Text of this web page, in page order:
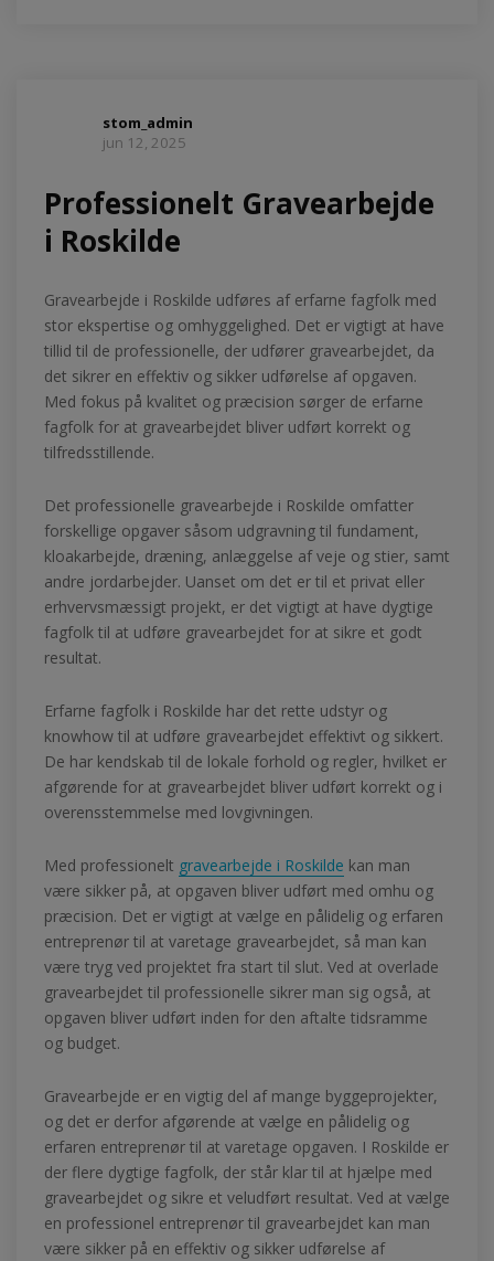
stom_admin
jun 12, 2025
Professionelt Gravearbejde
i Roskilde
Gravearbejde i Roskilde udføres af erfarne fagfolk med
stor ekspertise og omhyggelighed. Det er vigtigt at have
tillid til de professionelle, der udfører gravearbejdet, da
det sikrer en effektiv og sikker udførelse af opgaven.
Med fokus på kvalitet og præcision sørger de erfarne
fagfolk for at gravearbejdet bliver udført korrekt og
tilfredsstillende.
Det professionelle gravearbejde i Roskilde omfatter
forskellige opgaver såsom udgravning til fundament,
kloakarbejde, dræning, anlæggelse af veje og stier, samt
andre jordarbejder. Uanset om det er til et privat eller
erhvervsmæssigt projekt, er det vigtigt at have dygtige
fagfolk til at udføre gravearbejdet for at sikre et godt
resultat.
Erfarne fagfolk i Roskilde har det rette udstyr og
knowhow til at udføre gravearbejdet effektivt og sikkert.
De har kendskab til de lokale forhold og regler, hvilket er
afgørende for at gravearbejdet bliver udført korrekt og i
overensstemmelse med lovgivningen.
Med professionelt gravearbejde i Roskilde kan man
være sikker på, at opgaven bliver udført med omhu og
præcision. Det er vigtigt at vælge en pålidelig og erfaren
entreprenør til at varetage gravearbejdet, så man kan
være tryg ved projektet fra start til slut. Ved at overlade
gravearbejdet til professionelle sikrer man sig også, at
opgaven bliver udført inden for den aftalte tidsramme
og budget.
Gravearbejde er en vigtig del af mange byggeprojekter,
og det er derfor afgørende at vælge en pålidelig og
erfaren entreprenør til at varetage opgaven. I Roskilde er
der flere dygtige fagfolk, der står klar til at hjælpe med
gravearbejdet og sikre et veludført resultat. Ved at vælge
en professionel entreprenør til gravearbejdet kan man
være sikker på en effektiv og sikker udførelse af